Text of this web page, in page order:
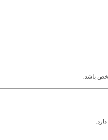
باشد.